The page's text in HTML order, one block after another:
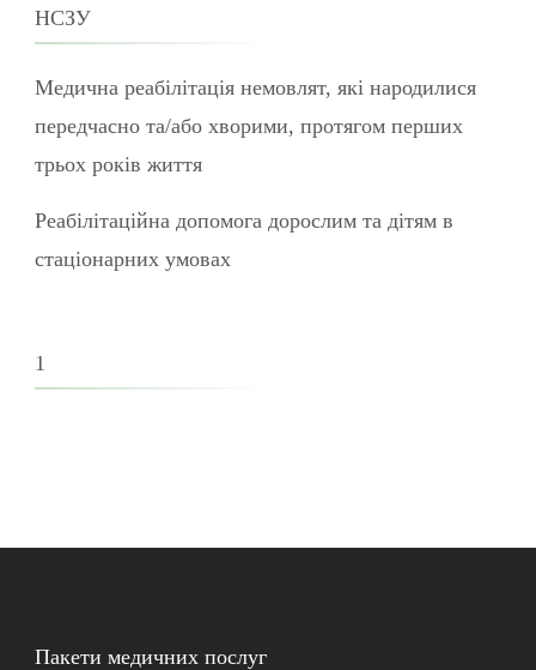
НСЗУ
Медична реабілітація немовлят, які народилися
передчасно та/або хворими, протягом перших
трьох років життя
Реабілітаційна допомога дорослим та дітям в
стаціонарних умовах
1
Пакети медичних послуг